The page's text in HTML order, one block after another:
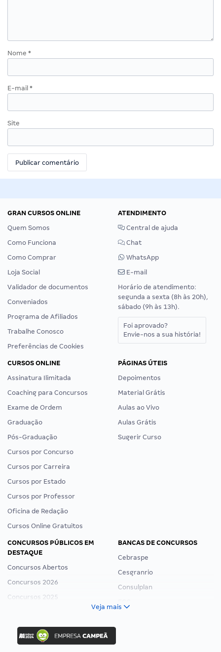
Nome *
E-mail *
Site
GRAN CURSOS ONLINE
Quem Somos
Como Funciona
Como Comprar
Loja Social
Validador de documentos
Conveniados
Programa de Afiliados
Trabalhe Conosco
Preferências de Cookies
ATENDIMENTO
Central de ajuda
Chat
WhatsApp
E-mail
Horário de atendimento:
segunda a sexta (8h às 20h),
sábado (9h às 13h).
Foi aprovado?
Envie-nos a sua história!
CURSOS ONLINE
Assinatura Ilimitada
Coaching para Concursos
Exame de Ordem
Graduação
Pós-Graduação
Cursos por Concurso
Cursos por Carreira
Cursos por Estado
Cursos por Professor
Oficina de Redação
Cursos Online Gratuitos
PÁGINAS ÚTEIS
Depoimentos
Material Grátis
Aulas ao Vivo
Aulas Grátis
Sugerir Curso
CONCURSOS PÚBLICOS EM
DESTAQUE
Concursos Abertos
Concursos 2026
Concursos 2025
Concurso Ibama
Concurso MPU
BANCAS DE CONCURSOS
Cebraspe
Cesgranrio
Consulplan
Veja mais